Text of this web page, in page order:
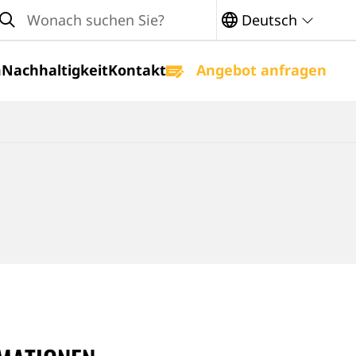
Deutsch
NachhaltigkeitKontakt Angebot anfragen